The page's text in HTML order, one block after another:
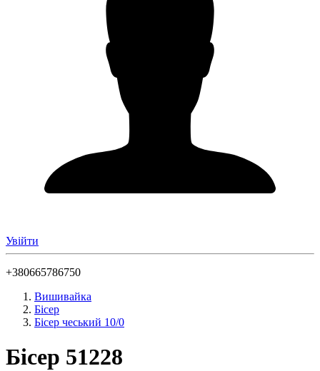
Увійти
+380665786750
Вишивайка
Бісер
Бісер чеський 10/0
Бісер 51228